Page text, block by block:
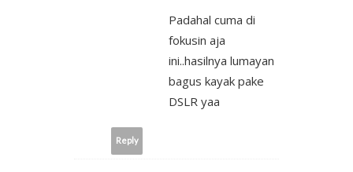
Padahal cuma di
fokusin aja
ini..hasilnya lumayan
bagus kayak pake
DSLR yaa
Reply